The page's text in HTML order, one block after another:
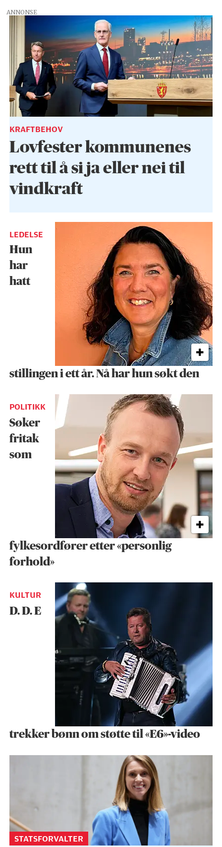
ANNONSE
KRAFTBEHOV
Lovfester kommunenes
rett til å si ja eller nei til
vindkraft
LEDELSE
Hun
har
hatt
stillingen i ett år. Nå har hun søkt den
POLITIKK
Søker
fritak
som
fylkesordfører etter «personlig
forhold»
KULTUR
D. D. E
trekker bønn om støtte til «E6»-video
STATSFORVALTER